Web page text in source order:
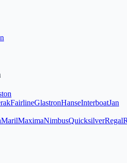
FairlineGlastronHanseInterboatJan
MarilMaximaNimbusQuicksilverRegal